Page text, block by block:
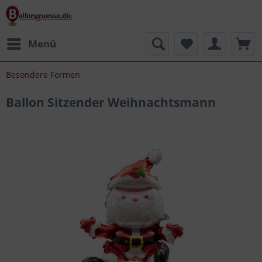
Menü
Besondere Formen
Ballon Sitzender Weihnachtsmann